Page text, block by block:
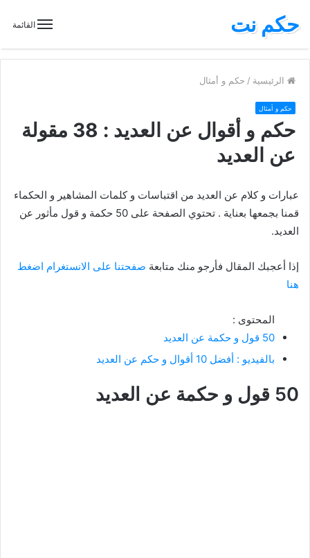
القائمة حكم نت
الرئيسية / حكم و أمثال
حكم و أمثال
حكم و أقوال عن العديد : 38 مقولة
عن العديد
عبارات و كلام عن العديد من اقتباسات و كلمات المشاهير و الحكماء
قمنا بجمعها بعناية . تحتوي الصفحة على 50 حكمة و قول مأثور عن
العديد.
إذا أعجبك المقال فأرجو منك متابعة صفحتنا على الانستغرام اضغط
هنا
المحتوى :
50 قول و حكمة عن العديد
بالفيديو : أفضل 10 أقوال و حكم عن العديد
50 قول و حكمة عن العديد